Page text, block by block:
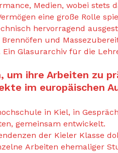
Medien, wobei stets
eine große Rolle
hervorragend
und
Glasurarchiv für die
ihre Arbeiten zu
im europäischen
in Kiel, in
gemeinsam entwickelt.
der Kieler Klasse
Arbeiten ehemaliger